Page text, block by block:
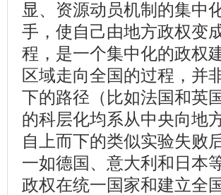
显、资源动员机制的集中
手，使自己由地方政权变
程，是一个集中化的政权
区域走向全国的过程，并
下的路径（比如法国和英
的科层化均系从中央向地
自上而下的类似实验失败
一如德国、意大利和日本
政权在统一国家和建立全